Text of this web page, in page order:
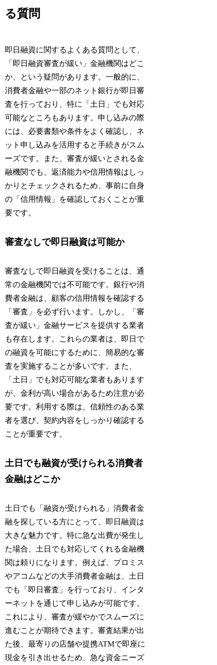
る質問
即日融資に関するよくある質問として、
「即日融資審査が緩い」金融機関はどこ
か、という疑問があります。一般的に、
消費者金融や一部のネット銀行が即日審
査を行っており、特に「土日」でも対応
可能なところもあります。申し込みの際
には、必要書類や条件をよく確認し、ネ
ット申し込みを活用すると手続きがスム
ーズです。また、審査が緩いとされる金
融機関でも、返済能力や信用情報はしっ
かりとチェックされるため、事前に自身
の「信用情報」を確認しておくことが重
要です。
審査なしで即日融資は可能か
審査なしで即日融資を受けることは、通
常の金融機関では不可能です。銀行や消
費者金融は、顧客の信用情報を確認する
「審査」を必ず行います。しかし、「審
査が緩い」金融サービスを提供する業者
も存在します。これらの業者は、即日で
の融資を可能にするために、簡易的な審
査を実施することが多いです。また、
「土日」でも対応可能な業者もあります
が、金利が高い場合があるため注意が必
要です。利用する際は、信頼性のある業
者を選び、契約内容をしっかり確認する
ことが重要です。
土日でも融資が受けられる消費者
金融はどこか
土日でも「融資が受けられる」消費者金
融を探している方にとって、即日融資は
大きな魅力です。特に急な出費が発生し
た場合、土日でも対応してくれる金融機
関は頼りになります。例えば、プロミス
やアコムなどの大手消費者金融は、土日
でも「即日審査」を行っており、インタ
ーネットを通じて申し込みが可能です。
これにより、審査が緩やかでスムーズに
進むことが期待できます。審査結果が出
た後、最寄りの店舗や提携ATMで即座に
現金を引き出せるため、急な資金ニーズ